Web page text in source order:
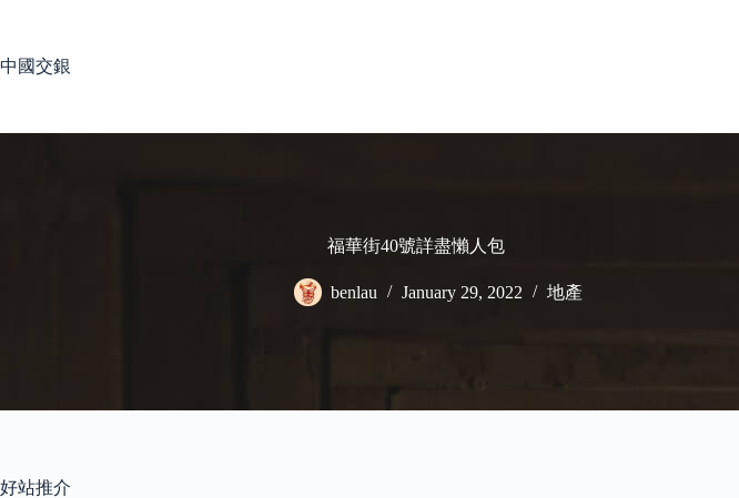
中國交銀
福華街40號詳盡懶人包
benlau January 29, 2022 地產
好站推介